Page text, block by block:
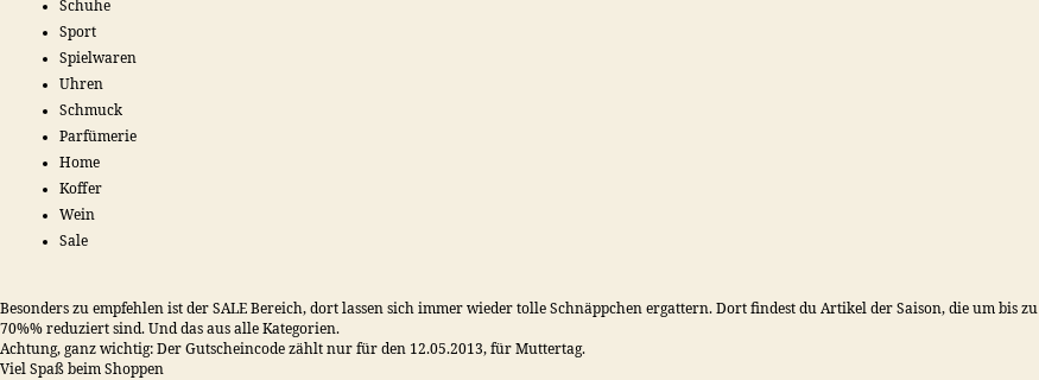
Schuhe
Sport
Spielwaren
Uhren
Schmuck
Parfümerie
Home
Koffer
Wein
Sale
Besonders zu empfehlen ist der SALE Bereich, dort lassen sich immer wieder tolle Schnäppchen ergattern. Dort findest du Artikel der Saison, die um bis zu
70%% reduziert sind. Und das aus alle Kategorien.
Achtung, ganz wichtig: Der Gutscheincode zählt nur für den 12.05.2013, für Muttertag.
Viel Spaß beim Shoppen